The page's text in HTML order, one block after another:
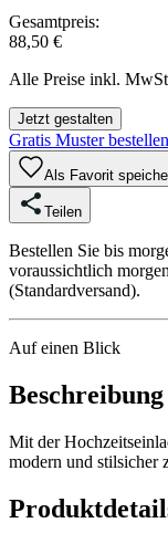
Gesamtpreis:
88,50 €
Alle Preise inkl.
Jetzt gestalten
Gratis Muster bestellen
Als Favorit
Teilen
Bestellen Sie bis
voraussichtlich
(Standardversand).
Auf einen Blick
Beschreibung
Mit der
modern und stilsicher